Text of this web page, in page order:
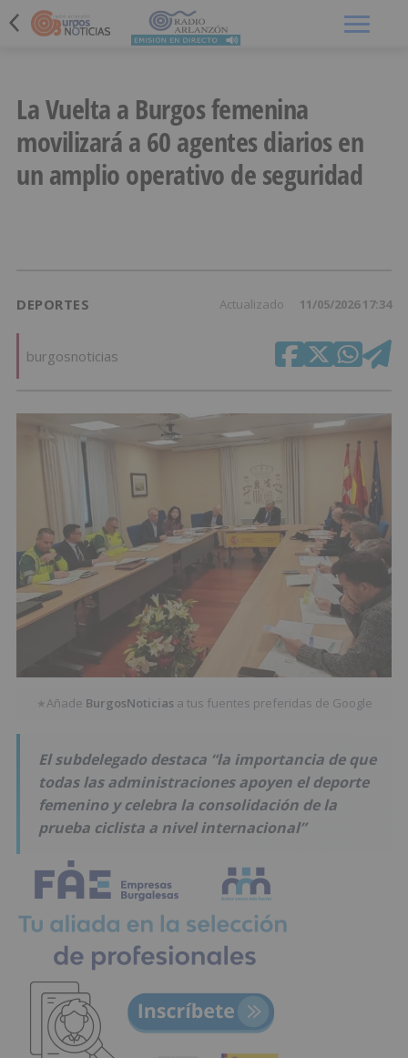
La Vuelta a Burgos femenina
movilizará a 60 agentes diarios en
un amplio operativo de seguridad
DEPORTES Actualizado 11/05/2026 17:34
burgosnoticias
★Añade BurgosNoticias a tus fuentes preferidas de Google
El subdelegado destaca “la importancia de que
todas las administraciones apoyen el deporte
femenino y celebra la consolidación de la
prueba ciclista a nivel internacional”